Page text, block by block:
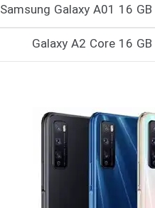
Samsung Galaxy A01 16 GB
Galaxy A2 Core 16 GB